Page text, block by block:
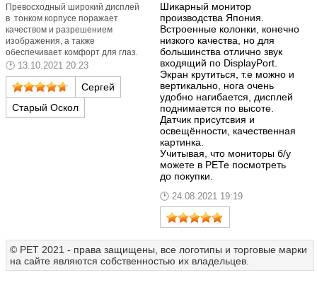
Превосходный широкий дисплей
в тонком корпусе поражает
качеством и разрешением
изображения, а также
обеспечивает комфорт для глаз.
13.10.2021 20:23
Сергей
Старый Оскол
Шикарный монитор
производства Япония.
Встроенные колонки, конечно
низкого качества, но для
большинства отлично звук
входящий по DisplayPort.
Экран крутиться, т.е можно и
вертикально, нога очень
удобно нагибается, дисплей
поднимается по высоте.
Датчик присутсвия и
освещённости, качественная
картинка.
Учитывая, что мониторы б/у
можете в РЕТе посмотреть
до покупки.
24.08.2021 19:19
© РЕТ 2021 - права защищены, все логотипы и торговые марки
на сайте являются собственностью их владельцев.